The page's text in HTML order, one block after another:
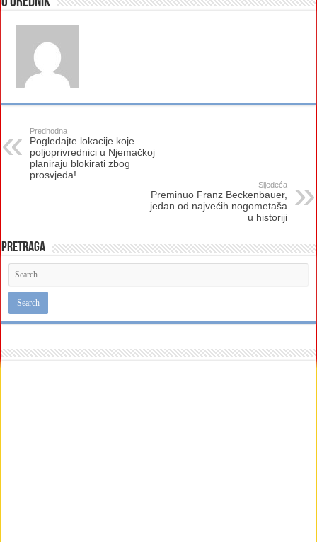
Predhodna
Pogledajte lokacije koje
poljoprivrednici u Njemačkoj
planiraju blokirati zbog
prosvjeda!
Sljedeća
Preminuo Franz Beckenbauer,
jedan od najvećih nogometaša
u historiji
Pretraga